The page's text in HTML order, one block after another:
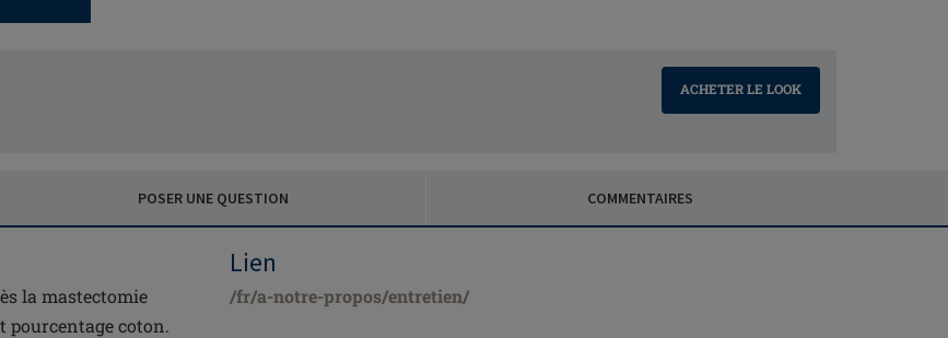
ACHETER LE LOOK
POSER UNE QUESTION COMMENTAIRES
la mastectomie
pourcentage coton.
Lien
/fr/a-notre-propos/entretien/